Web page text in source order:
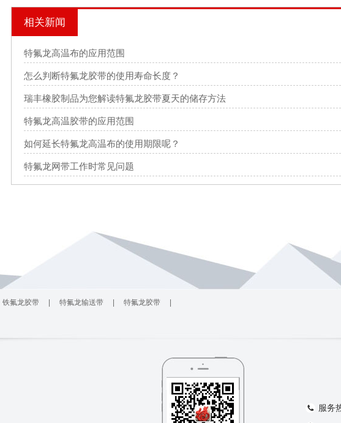
相关新闻
特氟龙高温布的应用范围
怎么判断特氟龙胶带的使用寿命长度？
瑞丰橡胶制品为您解读特氟龙胶带夏天的储存方法
特氟龙高温胶带的应用范围
如何延长特氟龙高温布的使用期限呢？
特氟龙网带工作时常见问题
铁氟龙胶带 特氟龙输送带 特氟龙胶带
服务